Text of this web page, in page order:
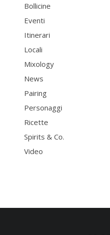
Bollicine
Eventi
Itinerari
Locali
Mixology
News
Pairing
Personaggi
Ricette
Spirits & Co.
Video